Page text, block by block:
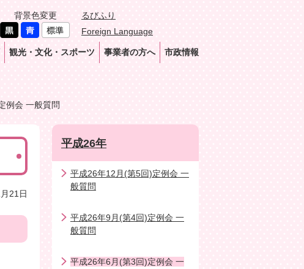
背景色変更
るびふり
Foreign Language
観光・文化・スポーツ 事業者の方へ 市政情報
例会 一般質問
21日
平成26年
平成26年12月(第5回)定例会 一
般質問
平成26年9月(第4回)定例会 一
般質問
平成26年6月(第3回)定例会 一